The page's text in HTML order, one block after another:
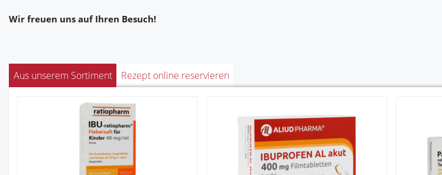
Wir freuen uns auf Ihren Besuch!
Aus unserem Sortiment Rezept online reservieren